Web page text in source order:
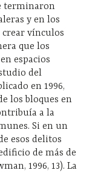
terminaron
y en los
vínculos
que los
espacios
del
en 1996,
los bloques en
a la
Si en un
esos delitos
de más de
1996, 13). La